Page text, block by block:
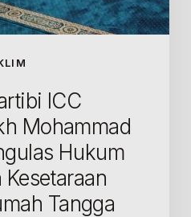
ICC
Mohammad
Hukum
Kesetaraan
Tangga